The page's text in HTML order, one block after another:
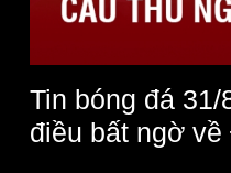
Tin bóng đá 31/
điều bất ngờ